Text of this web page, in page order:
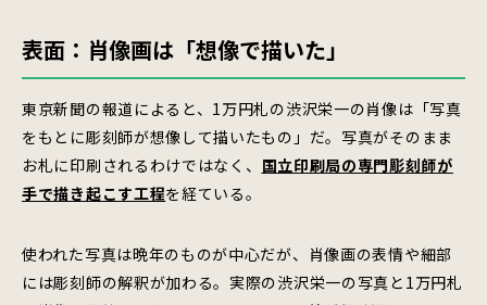
表面：肖像画は「想像で描いた」
東京新聞の報道によると、1万円札の渋沢栄一の肖像は「写真
をもとに彫刻師が想像して描いたもの」だ。写真がそのまま
お札に印刷されるわけではなく、 国立印刷局の専門彫刻師が
手で描き起こす工程を経ている。
使われた写真は晩年のものが中心だが、肖像画の表情や細部
には彫刻師の解釈が加わる。実際の渋沢栄一の写真と1万円札